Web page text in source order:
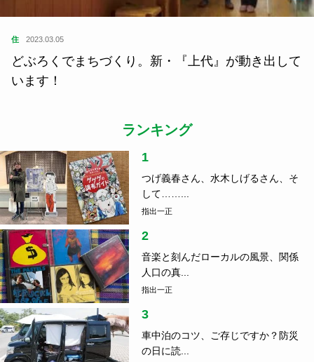
住 2023.03.05
どぶろくでまちづくり。新・『上代』が動き出して
います！
ランキング
1
つげ義春さん、水木しげるさん、そ
して……...
指出一正
2
音楽と刻んだローカルの風景、関係
人口の真...
指出一正
3
車中泊のコツ、ご存じですか？防災
の日に読...